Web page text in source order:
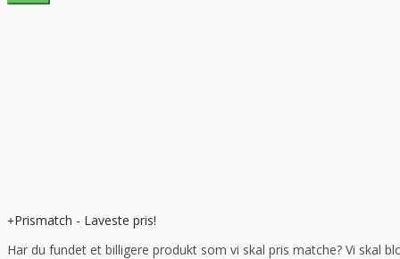
Prismatch - Laveste pris!
Har du fundet et billigere produkt som vi skal pris matche? Vi skal